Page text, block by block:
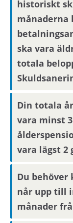
Om du är en
bostad
eller få ny
bilder/video
sidor samt
aktuell
via Mina sidor.
Om du blir
kontakta din
godkänna att
historiskt
månaderna
ska vara
totala
Din totala
vara minst
vara lägst 2
Du
når upp till
månader